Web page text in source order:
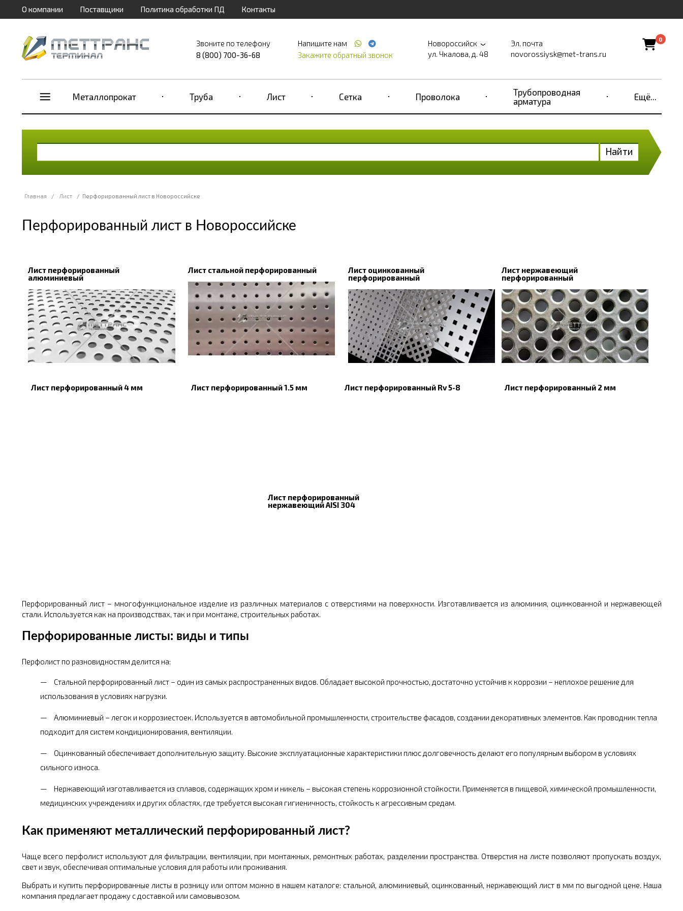
О компании Поставщики Политика обработки ПД Контакты
Звоните по телефону
8 (800) 700-36-68
Напишите нам
Закажите обратный звонок
Новороссийск
ул. Чкалова, д. 48
Эл. почта
novorossiysk@met-trans.ru
0
Металлопрокат Труба Лист Сетка Проволока
Трубопроводная
арматура
Ещё...
Найти
Главная / Лист / Перфорированный лист в Новороссийске
Перфорированный лист в Новороссийске
Лист перфорированный
алюминиевый
Лист стальной перфорированный
Лист оцинкованный
перфорированный
Лист нержавеющий
перфорированный
Лист перфорированный 4 мм Лист перфорированный 1.5 мм Лист перфорированный Rv 5-8 Лист перфорированный 2 мм
Лист перфорированный
нержавеющий AISI 304
Перфорированный лист – многофункциональное изделие из различных материалов с отверстиями на поверхности. Изготавливается из алюминия, оцинкованной и нержавеющей
стали. Используется как на производствах, так и при монтаже, строительных работах.
Перфорированные листы: виды и типы
Перфолист по разновидностям делится на:
Стальной перфорированный лист – один из самых распространенных видов. Обладает высокой прочностью, достаточно устойчив к коррозии – неплохое решение для
использования в условиях нагрузки.
Алюминиевый – легок и коррозиестоек. Используется в автомобильной промышленности, строительстве фасадов, создании декоративных элементов. Как проводник тепла
подходит для систем кондиционирования, вентиляции.
Оцинкованный обеспечивает дополнительную защиту. Высокие эксплуатационные характеристики плюс долговечность делают его популярным выбором в условиях
сильного износа.
Нержавеющий изготавливается из сплавов, содержащих хром и никель – высокая степень коррозионной стойкости. Применяется в пищевой, химической промышленности,
медицинских учреждениях и других областях, где требуется высокая гигиеничность, стойкость к агрессивным средам.
Как применяют металлический перфорированный лист?
Чаще всего перфолист используют для фильтрации, вентиляции, при монтажных, ремонтных работах, разделении пространства. Отверстия на листе позволяют пропускать воздух,
свет и звук, обеспечивая оптимальные условия для работы или проживания.
Выбрать и купить перфорированные листы в розницу или оптом можно в нашем каталоге: стальной, алюминиевый, оцинкованный, нержавеющий лист в мм по выгодной цене. Наша
компания предлагает продажу с доставкой или самовывозом.